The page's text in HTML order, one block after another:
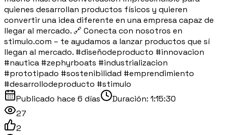
quienes desarrollan productos físicos y quieren
convertir una idea diferente en una empresa capaz de
llegar al mercado. 🔗 Conecta con nosotros en
stimulo.com – te ayudamos a lanzar productos que sí
llegan al mercado. #diseñodeproducto #innovacion
#nautica #zephyrboats #industrializacion
#prototipado #sostenibilidad #emprendimiento
#desarrollodeproducto #stimulo
Publicado hace 6 días Duración: 1:15:30
27
2